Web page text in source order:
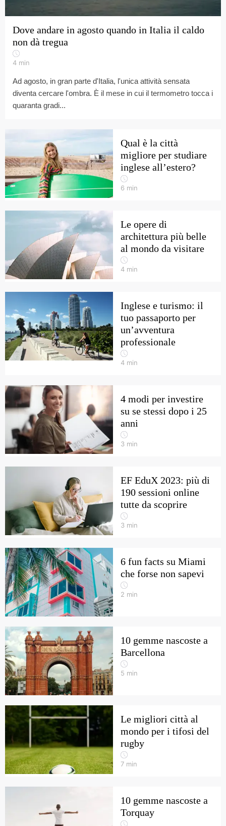
Dove andare in agosto quando in Italia il caldo
non dà tregua
4 min
Ad agosto, in gran parte d'Italia, l'unica attività sensata
diventa cercare l'ombra. È il mese in cui il termometro tocca i
quaranta gradi...
Qual è la città
migliore per studiare
inglese all’estero?
6 min
Le opere di
architettura più belle
al mondo da visitare
4 min
Inglese e turismo: il
tuo passaporto per
un’avventura
professionale
4 min
4 modi per investire
su se stessi dopo i 25
anni
3 min
EF EduX 2023: più di
190 sessioni online
tutte da scoprire
3 min
6 fun facts su Miami
che forse non sapevi
2 min
10 gemme nascoste a
Barcellona
5 min
Le migliori città al
mondo per i tifosi del
rugby
7 min
10 gemme nascoste a
Torquay